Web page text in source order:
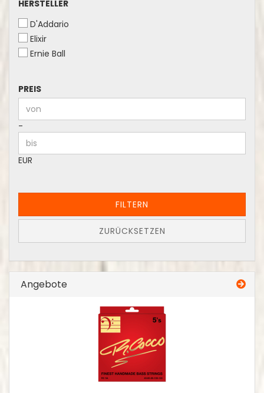
HERSTELLER
HERSTELLER
D'Addario
Elixir
Ernie Ball
PREIS
PREIS
Preis bis
-
EUR
FILTERN
ZURÜCKSETZEN
Angebote